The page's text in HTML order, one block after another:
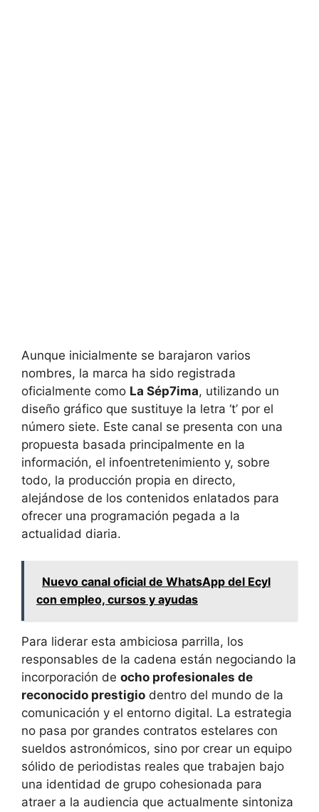
Aunque inicialmente se barajaron varios
nombres, la marca ha sido registrada
oficialmente como La Sép7ima, utilizando un
diseño gráfico que sustituye la letra ‘t’ por el
número siete. Este canal se presenta con una
propuesta basada principalmente en la
información, el infoentretenimiento y, sobre
todo, la producción propia en directo,
alejándose de los contenidos enlatados para
ofrecer una programación pegada a la
actualidad diaria.
Nuevo canal oficial de WhatsApp del Ecyl
con empleo, cursos y ayudas
Para liderar esta ambiciosa parrilla, los
responsables de la cadena están negociando la
incorporación de ocho profesionales de
reconocido prestigio dentro del mundo de la
comunicación y el entorno digital. La estrategia
no pasa por grandes contratos estelares con
sueldos astronómicos, sino por crear un equipo
sólido de periodistas reales que trabajen bajo
una identidad de grupo cohesionada para
atraer a la audiencia que actualmente sintoniza